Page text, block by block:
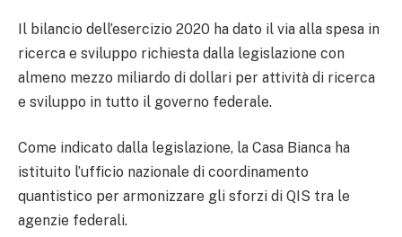
Il bilancio dell’esercizio 2020 ha dato il via alla spesa in
ricerca e sviluppo richiesta dalla legislazione con
almeno mezzo miliardo di dollari per attività di ricerca
e sviluppo in tutto il governo federale.
Come indicato dalla legislazione, la Casa Bianca ha
istituito l’ufficio nazionale di coordinamento
quantistico per armonizzare gli sforzi di QIS tra le
agenzie federali.